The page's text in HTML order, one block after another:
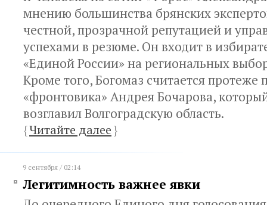
мнению большинства брянских
честной, прозрачной репутацией и
успехами в резюме. Он входит в
«Единой России» на региональных
Кроме того, Богомаз считается протеже
«фронтовика» Андрея Бочарова,
возглавил Волгоградскую область.
{Читайте далее}
9 сентября / 02:14
Легитимность важнее явки